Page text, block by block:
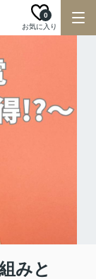
お気に入り
0
みと